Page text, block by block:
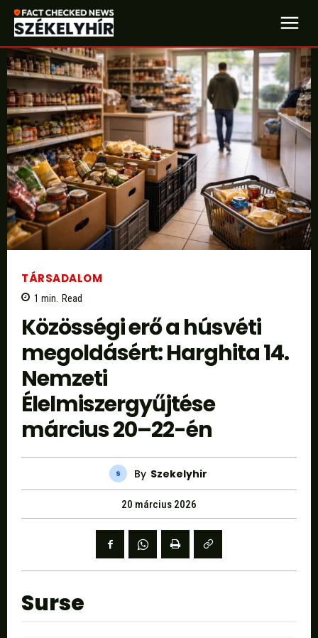
TÁRSADALOM
1 min. Read
Közösségi erő a húsvéti
megoldásért: Harghita 14.
Nemzeti
Élelmiszergyűjtése
március 20–22-én
By Szekelyhir
20 március 2026
Surse